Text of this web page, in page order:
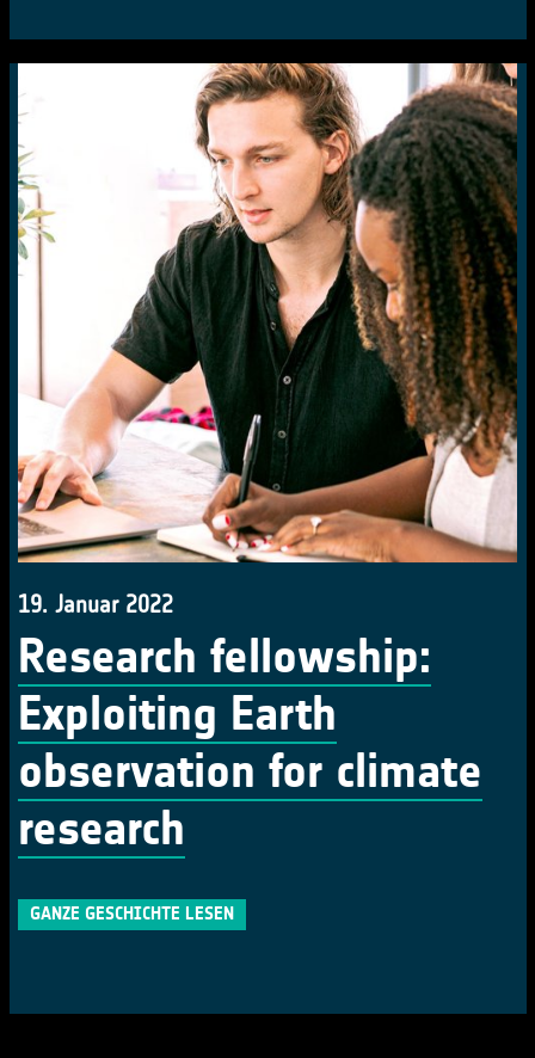
19. Januar 2022
Research fellowship:
Exploiting Earth
observation for climate
research
GANZE GESCHICHTE LESEN